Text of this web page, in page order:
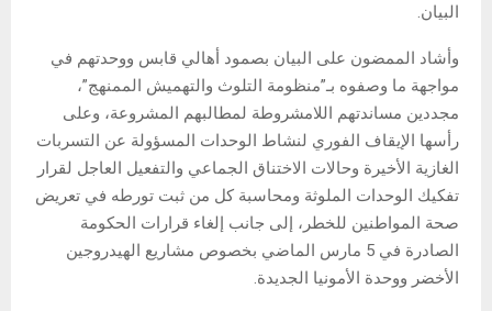
البيان.
وأشاد الممضون على البيان بصمود أهالي قابس ووحدتهم في
مواجهة ما وصفوه بـ”منظومة التلوث والتهميش الممنهج”،
مجددين مساندتهم اللامشروطة لمطالبهم المشروعة، وعلى
رأسها الإيقاف الفوري لنشاط الوحدات المسؤولة عن التسربات
الغازية الأخيرة وحالات الاختناق الجماعي والتفعيل العاجل لقرار
تفكيك الوحدات الملوثة ومحاسبة كل من ثبت تورطه في تعريض
صحة المواطنين للخطر، إلى جانب إلغاء قرارات الحكومة
الصادرة في 5 مارس الماضي بخصوص مشاريع الهيدروجين
الأخضر ووحدة الأمونيا الجديدة.